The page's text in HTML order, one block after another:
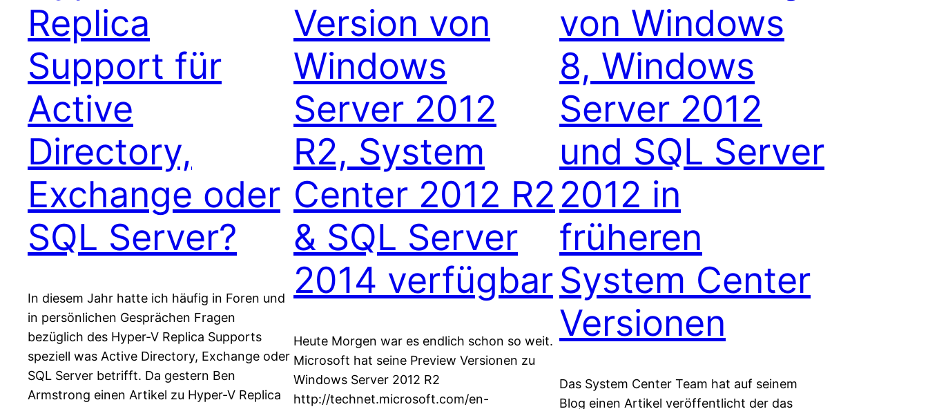
Replica
Support für
Active
Directory,
Exchange oder
SQL Server?
In diesem Jahr hatte ich häufig in Foren und
in persönlichen Gesprächen Fragen
bezüglich des Hyper-V Replica Supports
speziell was Active Directory, Exchange oder
SQL Server betrifft. Da gestern Ben
Armstrong einen Artikel zu Hyper-V Replica
Version von
Windows
Server 2012
R2, System
Center 2012 R2
& SQL Server
2014 verfügbar
Heute Morgen war es endlich schon so weit.
Microsoft hat seine Preview Versionen zu
Windows Server 2012 R2
http://technet.microsoft.com/en-
von Windows
8, Windows
Server 2012
und SQL Server
2012 in
früheren
System Center
Versionen
Das System Center Team hat auf seinem
Blog einen Artikel veröffentlicht der das